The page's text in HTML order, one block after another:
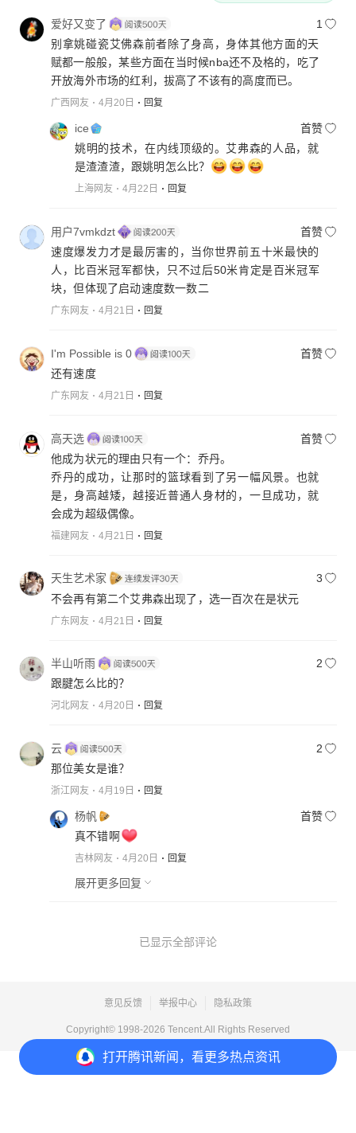
打开腾讯新闻，看更多热点资讯
爱好又变了
1
别拿姚碰瓷艾佛森前者除了身高，身体其他方面的天
赋都一般般，某些方面在当时候nba还不及格的，吃了
开放海外市场的红利，拔高了不该有的高度而已。
广西网友 4月20日 回复
ice
首赞
姚明的技术，在内线顶级的。艾弗森的人品，就
是渣渣渣，跟姚明怎么比？
上海网友 4月22日 回复
用户7vmkdzt
首赞
速度爆发力才是最厉害的，当你世界前五十米最快的
人，比百米冠军都快，只不过后50米肯定是百米冠军
块，但体现了启动速度数一数二
广东网友 4月21日 回复
I'm Possible is 0
首赞
还有速度
广东网友 4月21日 回复
高天选
首赞
他成为状元的理由只有一个：乔丹。
乔丹的成功，让那时的篮球看到了另一幅风景。也就
是，身高越矮，越接近普通人身材的，一旦成功，就
会成为超级偶像。
福建网友 4月21日 回复
天生艺术家
3
不会再有第二个艾弗森出现了，选一百次在是状元
广东网友 4月21日 回复
半山听雨
2
跟腱怎么比的？
河北网友 4月20日 回复
云
2
那位美女是谁？
浙江网友 4月19日 回复
杨帆
首赞
真不错啊
吉林网友 4月20日 回复
展开更多回复
已显示全部评论
意见反馈 举报中心 隐私政策
Copyright© 1998-2026 Tencent.All Rights Reserved